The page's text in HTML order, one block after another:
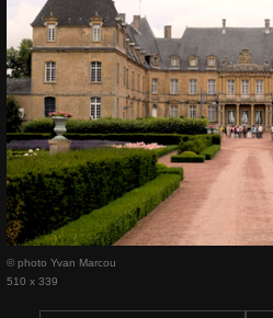
© photo Yvan Marcou
510 x 339